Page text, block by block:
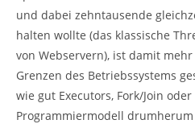
und dabei zehntausende
halten wollte (das klassische
von Webservern), ist damit
Grenzen des Betriebssystems
wie gut Executors, Fork/Join
Programmiermodell